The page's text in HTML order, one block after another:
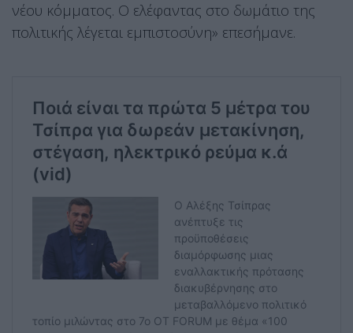
νέου κόμματος. Ο ελέφαντας στο δωμάτιο της
πολιτικής λέγεται εμπιστοσύνη» επεσήμανε.